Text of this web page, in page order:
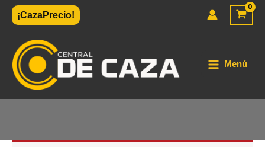
¡CazaPrecio!
Menú